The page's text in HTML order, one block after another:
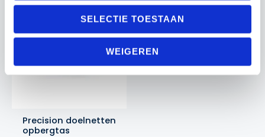
SELECTIE TOESTAAN
WEIGEREN
Precision doelnetten
opbergtas